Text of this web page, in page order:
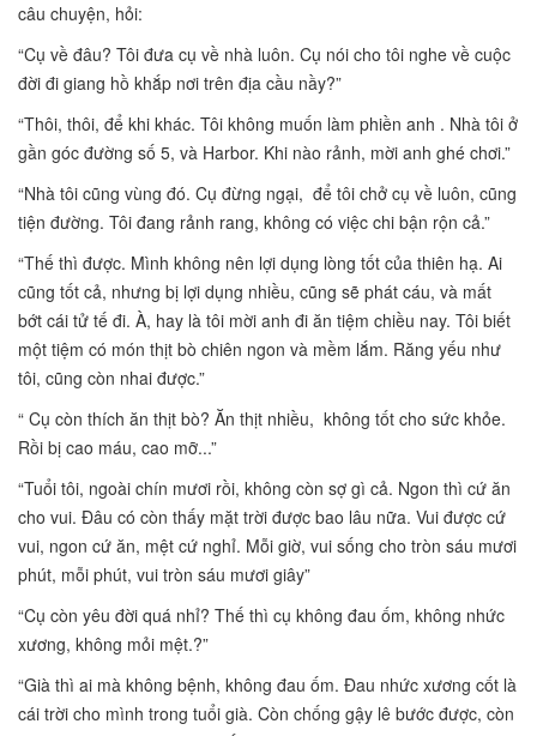
câu chuyện, hỏi:
“Cụ về đâu? Tôi đưa cụ về nhà luôn. Cụ nói cho tôi nghe về cuộc
đời đi giang hồ khắp nơi trên địa cầu nầy?”
“Thôi, thôi, để khi khác. Tôi không muốn làm phiền anh . Nhà tôi ở
gần góc đường số 5, và Harbor. Khi nào rảnh, mời anh ghé chơi.”
“Nhà tôi cũng vùng đó. Cụ đừng ngại, để tôi chở cụ về luôn, cũng
tiện đường. Tôi đang rảnh rang, không có việc chi bận rộn cả.”
“Thế thì được. Mình không nên lợi dụng lòng tốt của thiên hạ. Ai
cũng tốt cả, nhưng bị lợi dụng nhiều, cũng sẽ phát cáu, và mất
bớt cái tử tế đi. À, hay là tôi mời anh đi ăn tiệm chiều nay. Tôi biết
một tiệm có món thịt bò chiên ngon và mềm lắm. Răng yếu như
tôi, cũng còn nhai được.”
“ Cụ còn thích ăn thịt bò? Ăn thịt nhiều, không tốt cho sức khỏe.
Rồi bị cao máu, cao mỡ...”
“Tuổi tôi, ngoài chín mươi rồi, không còn sợ gì cả. Ngon thì cứ ăn
cho vui. Đâu có còn thấy mặt trời được bao lâu nữa. Vui được cứ
vui, ngon cứ ăn, mệt cứ nghỉ. Mỗi giờ, vui sống cho tròn sáu mươi
phút, mỗi phút, vui tròn sáu mươi giây”
“Cụ còn yêu đời quá nhỉ? Thế thì cụ không đau ốm, không nhức
xương, không mỏi mệt.?”
“Già thì ai mà không bệnh, không đau ốm. Đau nhức xương cốt là
cái trời cho mình trong tuổi già. Còn chống gậy lê bước được, còn